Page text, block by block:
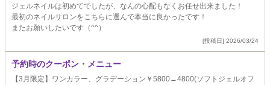
ジェルネイルは初めてでしたが、なんの心配もなくお任せ出来ました！
最初のネイルサロンをこちらに選んで本当に良かったです！
またお願いしたいです（^^）
[投稿日] 2026/03/24
予約時のクーポン・メニュー
【3月限定】ワンカラー、グラデーション￥5800→4800(ソフトジェルオフ